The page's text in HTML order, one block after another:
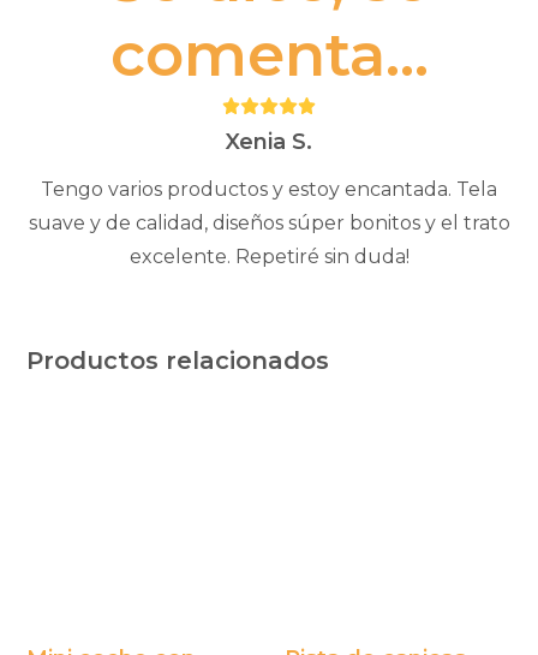
comenta...
Puntuación:
5Xenia S.
Tengo varios productos y estoy encantada. Tela
suave y de calidad, diseños súper bonitos y el trato
excelente. Repetiré sin duda!
Productos relacionados